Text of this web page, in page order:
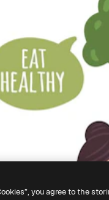
you agree to the